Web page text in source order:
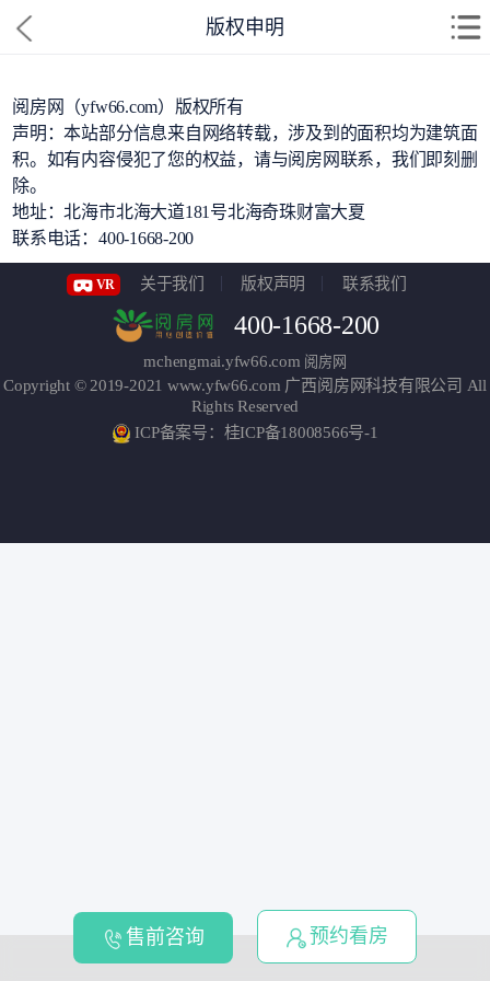
版权申明
阅房网（yfw66.com）版权所有
声明：本站部分信息来自网络转载，涉及到的面积均为建筑面
积。如有内容侵犯了您的权益，请与阅房网联系，我们即刻删
除。
地址：北海市北海大道181号北海奇珠财富大夏
联系电话：400-1668-200
VR 关于我们 版权声明 联系我们
400-1668-200
mchengmai.yfw66.com 阅房网
Copyright © 2019-2021 www.yfw66.com 广西阅房网科技有限公司 All
Rights Reserved
ICP备案号：桂ICP备18008566号-1
售前咨询 预约看房